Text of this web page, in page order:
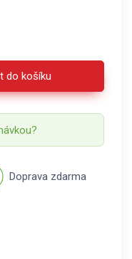
do košíku
Doprava zdarma